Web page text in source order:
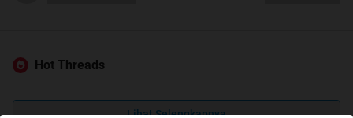
Hot Threads
Lihat Selengkapnya